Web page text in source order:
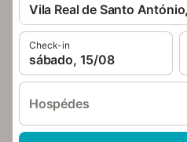
Check-in
sábado, 15/08
Hospédes